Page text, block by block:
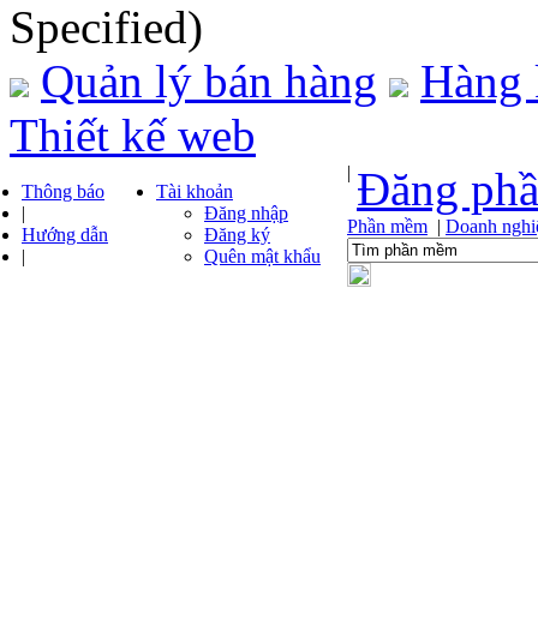
Specified)
Quản lý bán hàng
Hàng
Thiết kế web
Thông báo
|
Hướng dẫn
|
Tài khoản
Đăng nhập
Đăng ký
Quên mật khẩu
| Đăng
Phần mềm | Doanh